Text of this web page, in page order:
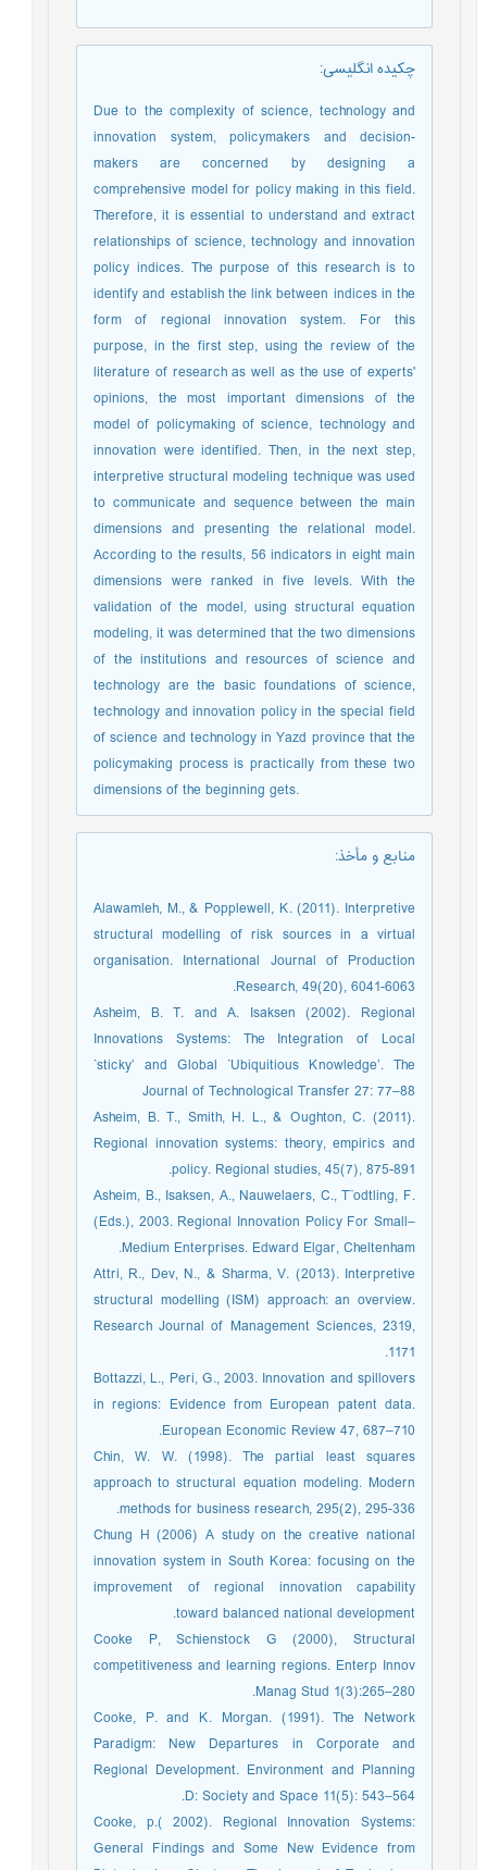
چکیده انگلیسی:
Due to the complexity of science, technology and
innovation system, policymakers and decision-
makers are concerned by designing a
comprehensive model for policy making in this field.
Therefore, it is essential to understand and extract
relationships of science, technology and innovation
policy indices. The purpose of this research is to
identify and establish the link between indices in the
form of regional innovation system. For this
purpose, in the first step, using the review of the
literature of research as well as the use of experts'
opinions, the most important dimensions of the
model of policymaking of science, technology and
innovation were identified. Then, in the next step,
interpretive structural modeling technique was used
to communicate and sequence between the main
dimensions and presenting the relational model.
According to the results, 56 indicators in eight main
dimensions were ranked in five levels. With the
validation of the model, using structural equation
modeling, it was determined that the two dimensions
of the institutions and resources of science and
technology are the basic foundations of science,
technology and innovation policy in the special field
of science and technology in Yazd province that the
policymaking process is practically from these two
dimensions of the beginning gets.
منابع و مأخذ:
Alawamleh, M., & Popplewell, K. (2011). Interpretive
structural modelling of risk sources in a virtual
organisation. International Journal of Production
Research, 49(20), 6041-6063.‏
Asheim, B. T. and A. Isaksen (2002). Regional
Innovations Systems: The Integration of Local
`sticky’ and Global `Ubiquitious Knowledge’. The
Journal of Technological Transfer 27: 77–88
Asheim, B. T., Smith, H. L., & Oughton, C. (2011).
Regional innovation systems: theory, empirics and
policy. Regional studies, 45(7), 875-891.‏
Asheim, B., Isaksen, A., Nauwelaers, C., T¨odtling, F.
(Eds.), 2003. Regional Innovation Policy For Small–
Medium Enterprises. Edward Elgar, Cheltenham.
Attri, R., Dev, N., & Sharma, V. (2013). Interpretive
structural modelling (ISM) approach: an overview.
Research Journal of Management Sciences, 2319,
1171.‏
Bottazzi, L., Peri, G., 2003. Innovation and spillovers
in regions: Evidence from European patent data.
European Economic Review 47, 687–710.
Chin, W. W. (1998). The partial least squares
approach to structural equation modeling. Modern
methods for business research, 295(2), 295-336.‏
Chung H (2006) A study on the creative national
innovation system in South Korea: focusing on the
improvement of regional innovation capability
toward balanced national development.
Cooke P, Schienstock G (2000), Structural
competitiveness and learning regions. Enterp Innov
Manag Stud 1(3):265–280.
Cooke, P. and K. Morgan. (1991). The Network
Paradigm: New Departures in Corporate and
Regional Development. Environment and Planning
D: Society and Space 11(5): 543–564.
Cooke, p.( 2002). Regional Innovation Systems:
General Findings and Some New Evidence from